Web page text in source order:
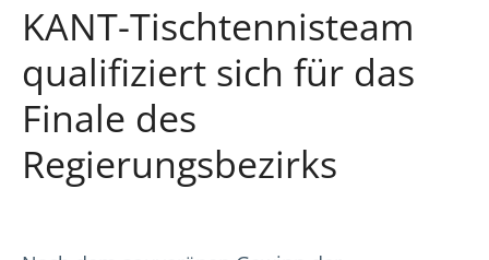
KANT-Tischtennisteam
qualifiziert sich für das
Finale des
Regierungsbezirks